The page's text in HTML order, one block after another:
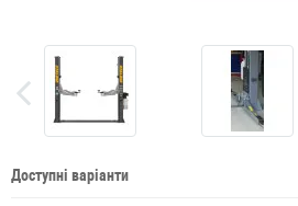
Доступні варіанти